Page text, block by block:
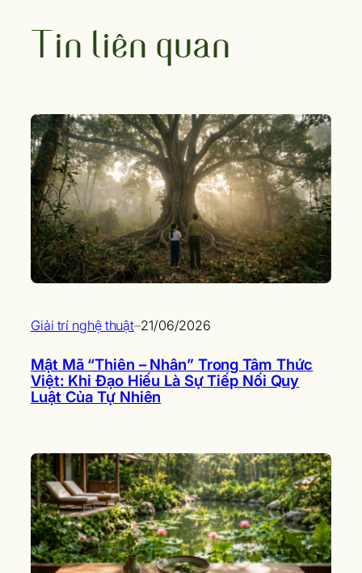
Tin liên quan
Giải trí nghệ thuật–21/06/2026
Mật Mã “Thiên – Nhân” Trong Tâm Thức
Việt: Khi Đạo Hiếu Là Sự Tiếp Nối Quy
Luật Của Tự Nhiên